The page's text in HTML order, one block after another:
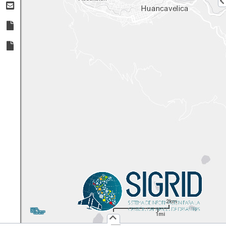
1: 72,224
UTM
X:
Y:
Usuario :
PUBLICO
Iniciar Sesión
2km
1mi